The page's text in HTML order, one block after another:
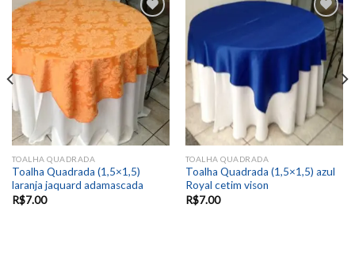
Add to
wishlist
TOALHA QUADRADA
Toalha Quadrada (1,5×1,5)
laranja jaquard adamascada
R$7.00
Add to
wishlist
TOALHA QUADRADA
Toalha Quadrada (1,5×1,5) azul
Royal cetim vison
R$7.00